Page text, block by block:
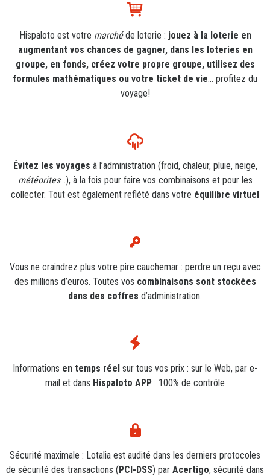
Hispaloto est votre marchéde loterie : jouez à la loterie en
augmentant vos chances de gagner, dans les loteries en
groupe, en fonds, créez votre propre groupe, utilisez des
formules mathématiques ou votre ticket de vie… profitez du
voyage!
Évitez les voyages à l’administration (froid, chaleur, pluie, neige,
météorites…), à la fois pour faire vos combinaisons et pour les
collecter. Tout est également reflété dans votre équilibre virtuel
Vous ne craindrez plus votre pire cauchemar : perdre un reçu avec
des millions d’euros. Toutes vos combinaisons sont stockées
dans des coffres d’administration.
Informations en temps réel sur tous vos prix : sur le Web, par e-
mail et dans Hispaloto APP : 100% de contrôle
Sécurité maximale : Lotalia est audité dans les derniers protocoles
de sécurité des transactions (PCI-DSS) par Acertigo, sécurité dans